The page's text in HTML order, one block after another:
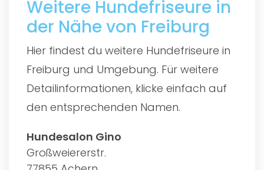
Weitere Hundefriseure in
der Nähe von Freiburg
Hier findest du weitere Hundefriseure in
Freiburg und Umgebung. Für weitere
Detailinformationen, klicke einfach auf
den entsprechenden Namen.
Hundesalon Gino
Großweiererstr.